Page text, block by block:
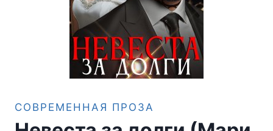
СОВРЕМЕННАЯ ПРОЗА